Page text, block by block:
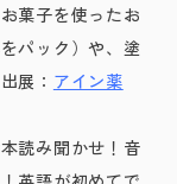
菓子を使ったお
パック）や、塗
展： アイン薬
読み聞かせ！音